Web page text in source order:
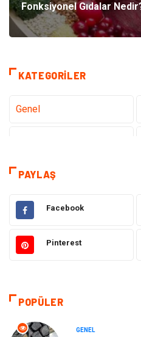
Fonksiyonel Gıdalar
KATEGORILER
Genel
Eğitim
Makine
Gıda
Gündem
Otomotiv
PAYLAŞ
Facebook
Pinterest
POPÜLER
GENEL